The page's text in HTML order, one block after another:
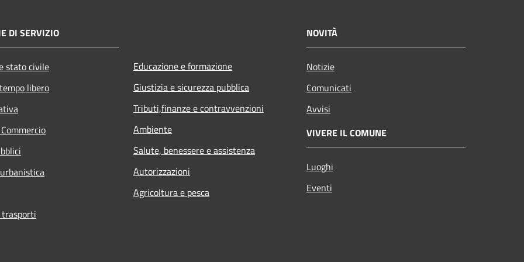
DI SERVIZIO
stato civile
libero
Educazione e formazione
Giustizia e sicurezza pubblica
Tributi,finanze e contravvenzioni
Ambiente
Salute, benessere e assistenza
Autorizzazioni
Agricoltura e pesca
NOVITÀ
Notizie
Comunicati
Avvisi
VIVERE IL COMUNE
Luoghi
Eventi